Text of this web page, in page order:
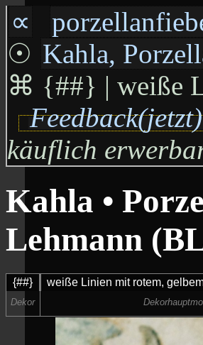
∝
☉ Kahla,
⌘ {##} | weiße
Feedback(jetzt)
käuflich
Kahla •
Lehmann
{##} weiße Linien mit rotem,
Dekor